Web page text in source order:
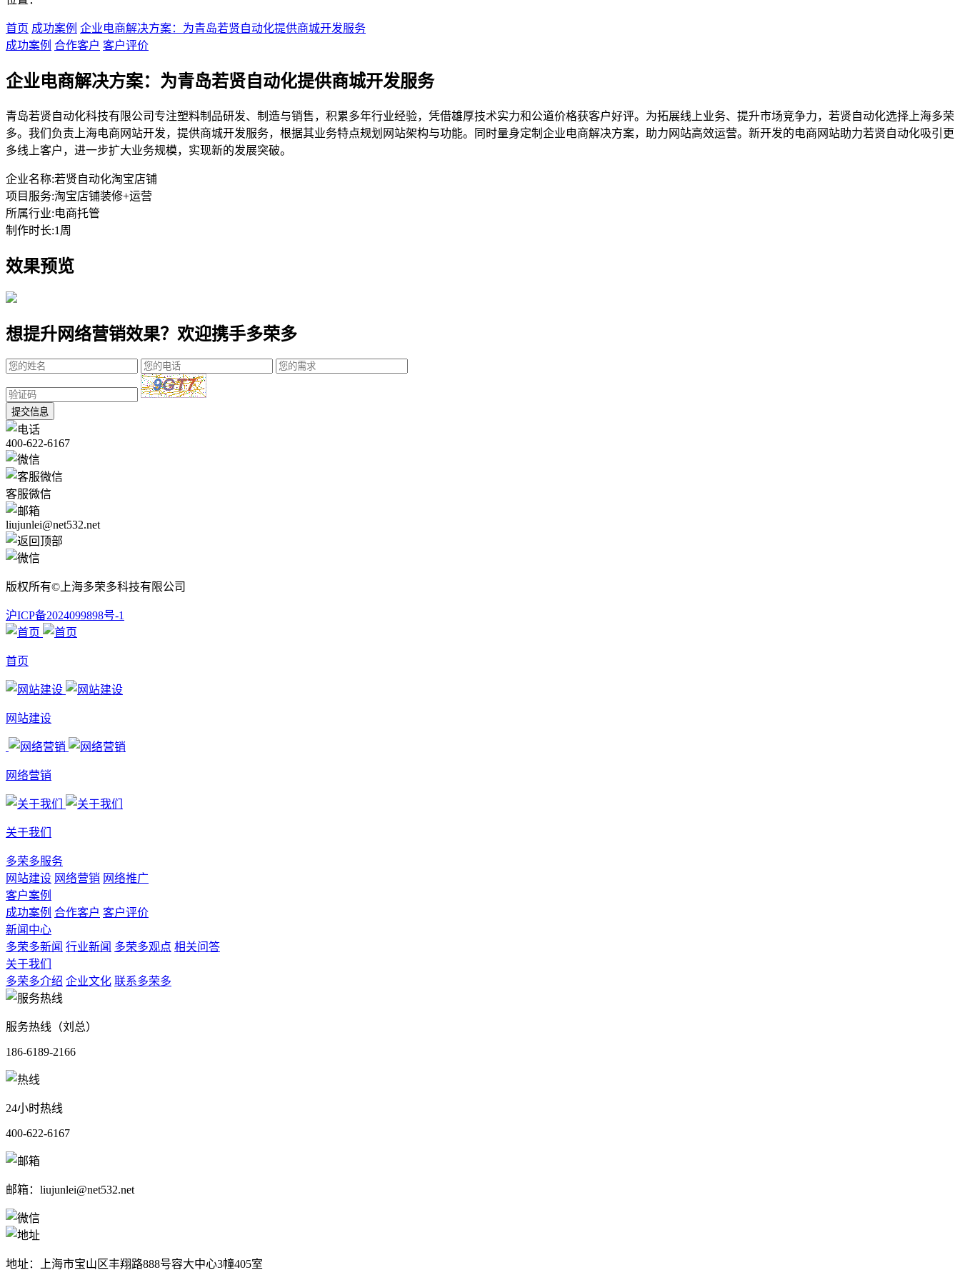
首页 成功案例 企业电商解决方案：为青岛若贤自动化提供商城开发服务
成功案例 合作客户 客户评价
企业电商解决方案：为青岛若贤自动化提供商城开发服务
青岛若贤自动化科技有限公司专注塑料制品研发、制造与销售，积累多年行业经验，凭借雄厚技术实力和公道价格获客户好评。为拓展线上业务、提升市场竞争力，若贤自动化选择上海多荣
多。我们负责上海电商网站开发，提供商城开发服务，根据其业务特点规划网站架构与功能。同时量身定制企业电商解决方案，助力网站高效运营。新开发的电商网站助力若贤自动化吸引更
多线上客户，进一步扩大业务规模，实现新的发展突破。
企业名称:若贤自动化淘宝店铺
项目服务:淘宝店铺装修+运营
所属行业:电商托管
制作时长:1周
效果预览
想提升网络营销效果？欢迎携手多荣多
提交信息
400-622-6167
客服微信
liujunlei@net532.net
版权所有©上海多荣多科技有限公司
沪ICP备2024099898号-1
首页
网站建设
网络营销
关于我们
多荣多服务
网站建设 网络营销 网络推广
客户案例
成功案例 合作客户 客户评价
新闻中心
多荣多新闻 行业新闻 多荣多观点 相关问答
关于我们
多荣多介绍 企业文化 联系多荣多
服务热线（刘总）
186-6189-2166
24小时热线
400-622-6167
邮箱：liujunlei@net532.net
地址：上海市宝山区丰翔路888号容大中心3幢405室